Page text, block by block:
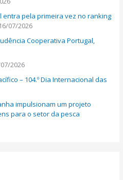
entra pela primeira vez no ranking
16/07/2026
Cooperativa Portugal,
2026
– 104.º Dia Internacional das
impulsionam um projeto
para o setor da pesca